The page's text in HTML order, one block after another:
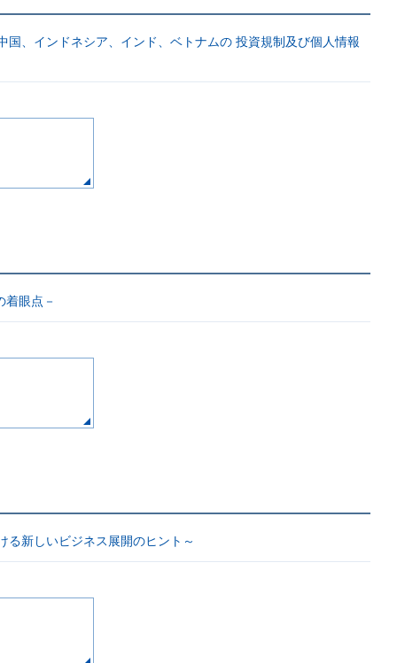
、インドネシア、インド、ベトナムの 投資規制及び個人情報
眼点－
新しいビジネス展開のヒント～